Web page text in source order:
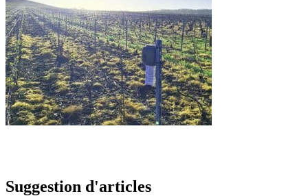
Suggestion d'articles